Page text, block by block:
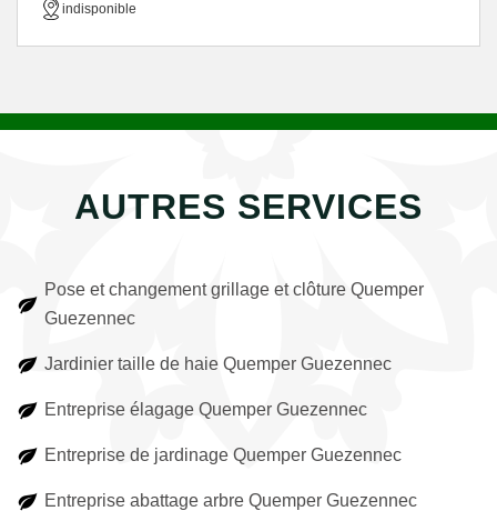
indisponible
AUTRES SERVICES
Pose et changement grillage et clôture Quemper
Guezennec
Jardinier taille de haie Quemper Guezennec
Entreprise élagage Quemper Guezennec
Entreprise de jardinage Quemper Guezennec
Entreprise abattage arbre Quemper Guezennec